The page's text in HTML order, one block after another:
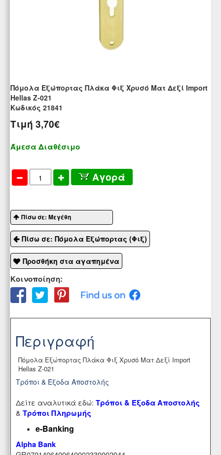
Πόμολα Εξώπορτας Πλάκα Φιξ Χρυσό Ματ Δεξί Import
Hellas Ζ-021
Kωδικός 21841
Τιμή 3,70€
Άμεσα Διαθέσιμο
Αγορά
Πίσω σε: Μεγέθη
Πίσω σε: Πόμολα Εξώπορτας (Φιξ)
Προσθήκη στα αγαπημένα
Κοινοποίηση:
Περιγραφή
Πόμολα Εξώπορτας Πλάκα Φιξ Χρυσό Ματ Δεξί Import
Hellas Ζ-021
Τρόποι & Έξοδα Αποστολής
Δείτε αναλυτικά εδώ: Τρόποι & Έξοδα Αποστολής
& Τρόποι Πληρωμής
e-Banking
Alpha Bank